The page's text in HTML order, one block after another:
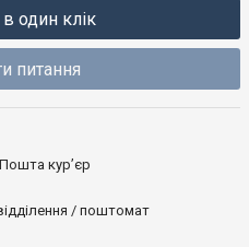
один клік
питання
кур’єр
/ поштомат